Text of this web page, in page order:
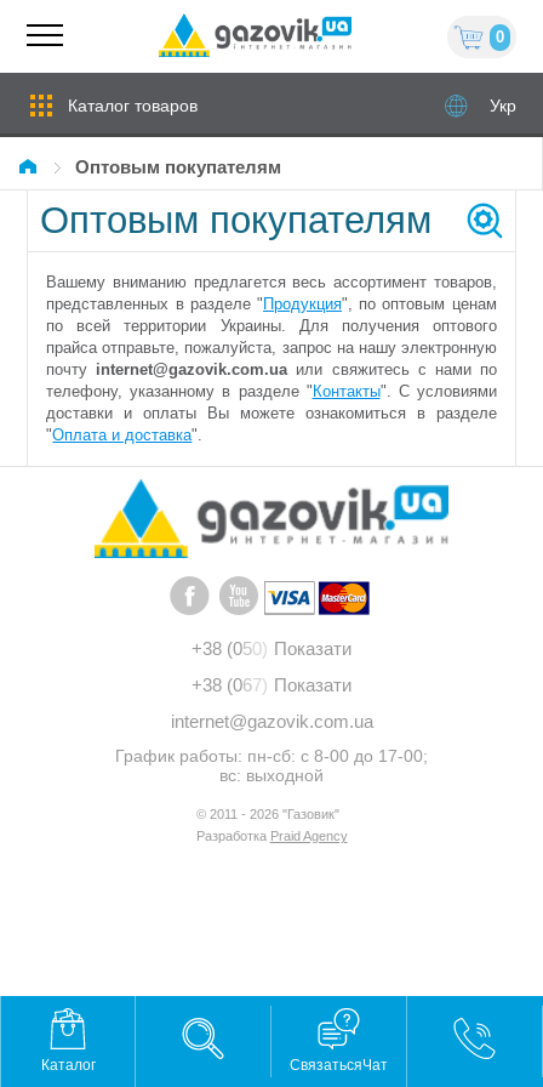
0
Каталог товаров Укр
Оптовым покупателям
Оптовым покупателям
Вашему вниманию предлагется весь ассортимент товаров,
представленных в разделе " Продукция", по оптовым ценам
по всей территории Украины. Для получения оптового
прайса отправьте, пожалуйста, запрос на нашу электронную
почту internet@gazovik.com.uaили свяжитесь с нами по
телефону, указанному в разделе " Контакты". С условиями
доставки и оплаты Вы можете ознакомиться в разделе
"Оплата и доставка".
+38 (050) Показати
+38 (067) Показати
internet@gazovik.com.ua
График работы: пн-сб: с 8-00 до 17-00;
вс: выходной
© 2011 - 2026 "Газовик"
Разработка Praid Agency
Каталог СвязатьсяЧат